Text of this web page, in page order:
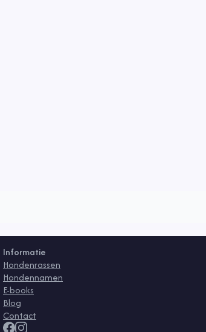
Informatie
Hondenrassen
Hondennamen
E-books
Blog
Contact